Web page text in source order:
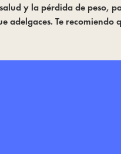
y la pérdida de peso,
adelgaces. Te